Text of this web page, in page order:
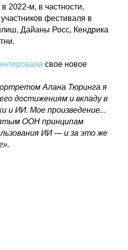
2022-м, в частности,
фестиваля в
Дайаны Росс, Кендрика
свое новое
Алана Тюринга я
достижениям и вкладу в
и ИИ. Мое произведение...
ООН принципам
ИИ — и за это же
материалов
— обязательна